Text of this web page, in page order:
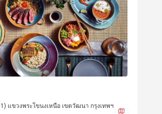
แขวงพระโขนงเหนือ เขตวัฒนา กรุงเทพฯ